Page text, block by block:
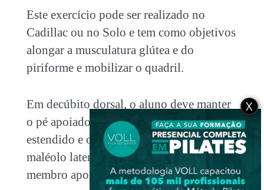
Este exercício pode ser realizado no
Cadillac ou no Solo e tem como objetivos
alongar a musculatura glútea e do
piriforme e mobilizar o quadril.
Em decúbito dorsal, o aluno deve manter
o pé apoiado sobre a bola, com o joelho
estendido e o membro contralateral com o
maléolo lateral tocando o joelho do
membro apoiado .
X